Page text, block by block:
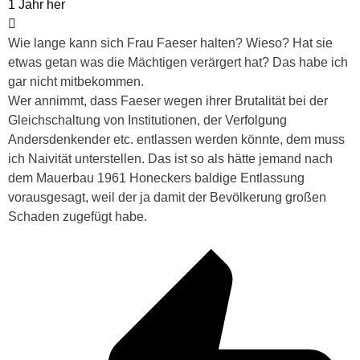
1 Jahr her
Wie lange kann sich Frau Faeser halten? Wieso? Hat sie
etwas getan was die Mächtigen verärgert hat? Das habe ich
gar nicht mitbekommen.
Wer annimmt, dass Faeser wegen ihrer Brutalität bei der
Gleichschaltung von Institutionen, der Verfolgung
Andersdenkender etc. entlassen werden könnte, dem muss
ich Naivität unterstellen. Das ist so als hätte jemand nach
dem Mauerbau 1961 Honeckers baldige Entlassung
vorausgesagt, weil der ja damit der Bevölkerung großen
Schaden zugefügt habe.